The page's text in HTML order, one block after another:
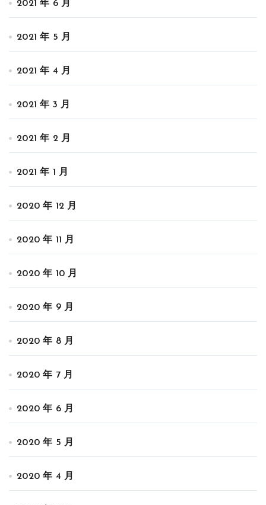
2021 年 6 月
2021 年 5 月
2021 年 4 月
2021 年 3 月
2021 年 2 月
2021 年 1 月
2020 年 12 月
2020 年 11 月
2020 年 10 月
2020 年 9 月
2020 年 8 月
2020 年 7 月
2020 年 6 月
2020 年 5 月
2020 年 4 月